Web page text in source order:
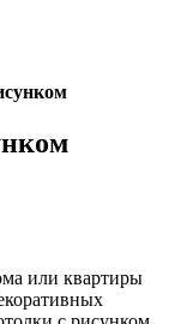
или квартиры